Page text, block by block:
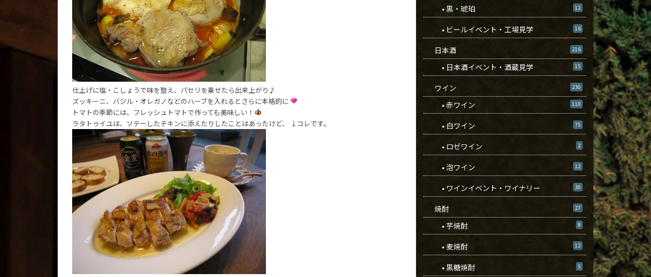
仕上げに塩・こしょうで味を整え、パセリを乗せたら出来上がり♪
ズッキーニ、バジル・オレガノなどのハーブを入れるとさらに本格的に
トマトの季節には、フレッシュトマトで作っても美味しい！
ラタトゥイユは、ソテーしたチキンに添えたりしたことはあったけど、 ↓コレです。
• 黒・琥珀 12
• ビールイベント・工場見学 16
日本酒 216
• 日本酒イベント・酒蔵見学 15
ワイン 230
• 赤ワイン 110
• 白ワイン 75
• ロゼワイン 2
• 泡ワイン 12
• ワインイベント・ワイナリー 30
焼酎 27
• 芋焼酎 9
• 麦焼酎 12
• 黒糖焼酎 5